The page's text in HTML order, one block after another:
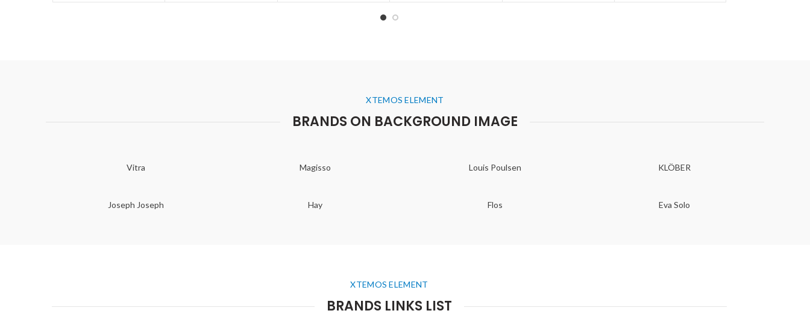
XTEMOS ELEMENT
BRANDS ON BACKGROUND IMAGE
Vitra Magisso Louis Poulsen KLÖBER
Joseph Joseph Hay Flos Eva Solo
XTEMOS ELEMENT
BRANDS LINKS LIST